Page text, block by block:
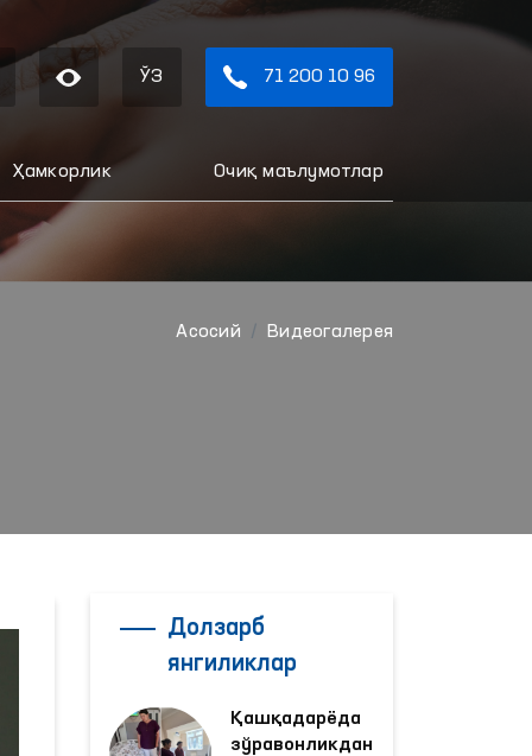
ЎЗ 71 200 10 96
Ҳамкорлик Очиқ маълумотлар
Aсосий Видеогалерея
Долзарб
янгиликлар
Қашқадарёда
зўравонликдан